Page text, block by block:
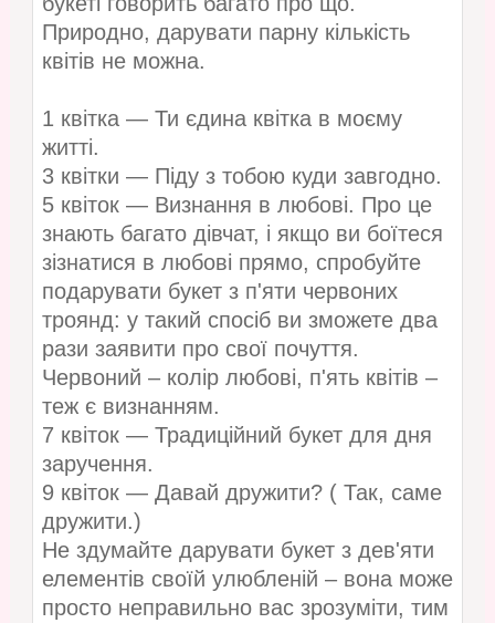
Природно, дарувати парну кількість
квітів не можна.
1 квітка — Ти єдина квітка в моєму
житті.
3 квітки — Піду з тобою куди завгодно.
5 квіток — Визнання в любові. Про це
знають багато дівчат, і якщо ви боїтеся
зізнатися в любові прямо, спробуйте
подарувати букет з п'яти червоних
троянд: у такий спосіб ви зможете два
рази заявити про свої почуття.
Червоний – колір любові, п'ять квітів –
теж є визнанням.
7 квіток — Традиційний букет для дня
заручення.
9 квіток — Давай дружити? ( Так, саме
дружити.)
Не здумайте дарувати букет з дев'яти
елементів своїй улюбленій – вона може
просто неправильно вас зрозуміти, тим